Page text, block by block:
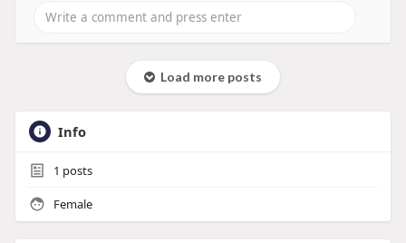
Load more posts
Info
1 posts
Female